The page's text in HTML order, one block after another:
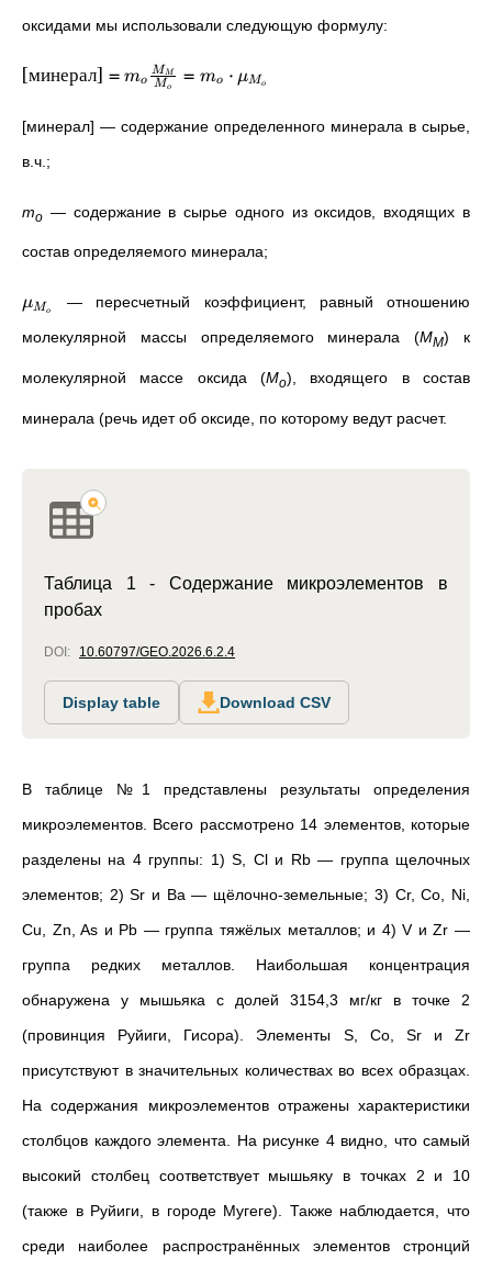
оксидами мы использовали следующую формулу:
[минерал] = mo Mo
MM = mo ⋅ μMo
[минерал] — содержание определенного минерала в сырье,
в.ч.;
mo — содержание в сырье одного из оксидов, входящих в
состав определяемого минерала;
μMo
— пересчетный коэффициент, равный отношению
молекулярной массы определяемого минерала (ММ) к
молекулярной массе оксида (Мо), входящего в состав
минерала (речь идет об оксиде, по которому ведут расчет.
Таблица 1 - Содержание микроэлементов в
пробах
DOI: 10.60797/GEO.2026.6.2.4
Display table Download CSV
В таблице №1 представлены результаты определения
микроэлементов. Всего рассмотрено 14 элементов, которые
разделены на 4 группы: 1) S, Cl и Rb — группа щелочных
элементов; 2) Sr и Ba — щёлочно-земельные; 3) Cr, Co, Ni,
Cu, Zn, As и Pb — группа тяжёлых металлов; и 4) V и Zr —
группа редких металлов. Наибольшая концентрация
обнаружена у мышьяка с долей 3154,3 мг/кг в точке 2
(провинция Руйиги , Гисора). Элементы S, Co, Sr и Zr
присутствуют в значительных количествах во всех образцах.
На содержания микроэлементов отражены характеристики
столбцов каждого элемента. На рисунке 4 видно, что самый
высокий столбец соответствует мышьяку в точках 2 и 10
(также в Руйиги, в городе Мугеге). Также наблюдается, что
среди наиболее распространённых элементов стронций